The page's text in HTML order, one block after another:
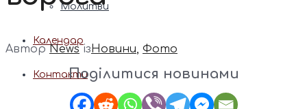
Молитви
Календар
Контакти
АвторNews ізНовини, Фото
Поділитися новинами